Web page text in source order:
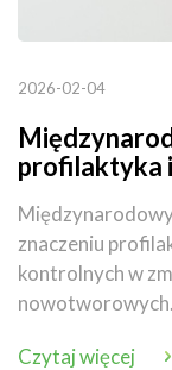
2026-02-04
profilaktyka
znaczeniu
kontrolnych w
nowotworowych.
Czytaj więcej